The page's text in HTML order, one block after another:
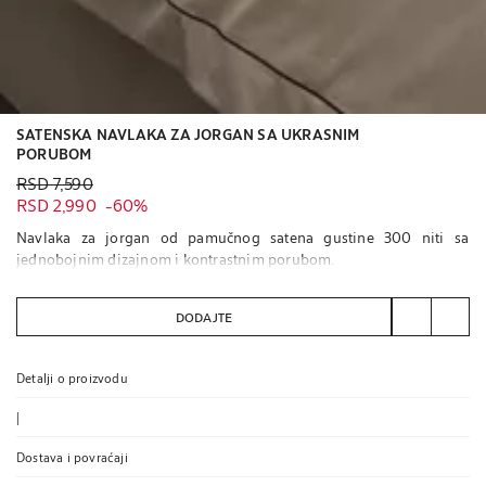
SATENSKA NAVLAKA ZA JORGAN SA UKRASNIM
PORUBOM
Stara cena RSD 7,590
RSD 7,590
Trenutna cena RSD 2,990
RSD 2,990 60% POPUST
-60%
Navlaka za jorgan od pamučnog satena gustine 300 niti sa
jednobojnim dizajnom i kontrastnim porubom.
Kopčanje skrivenim dugmićima na dnu.
Sadrži sertifikovane materijale
PAMUK IZ ORGANSKOG UZGOJA SERTIFIKOVAN STANDARDOM
Više informacija
DODAJTE
Detalji o proizvodu
Dostava i povraćaji